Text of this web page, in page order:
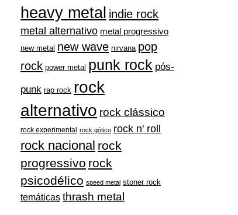
heavy metal indie rock
metal alternativo metal progressivo
new metal new wave nirvana pop
rock power metal punk rock pós-
punk rap rock rock
alternativo rock clássico
rock experimental rock gótico rock n' roll
rock nacional rock
progressivo rock
psicodélico speed metal stoner rock
temáticas thrash metal